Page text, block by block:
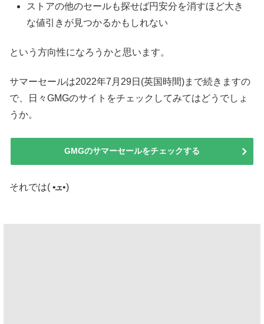
ストアの他のセールも探せば円安分を消すほど大き
な値引きが見つかるかもしれない
という方向性になろうかと思います。
サマーセールは2022年7月29日(英国時間)まで続きますの
で、日々GMGのサイトをチェックしてみてはどうでしょ
うか。
GMGのサマーセールをチェックする
それでは( •ܫ•)